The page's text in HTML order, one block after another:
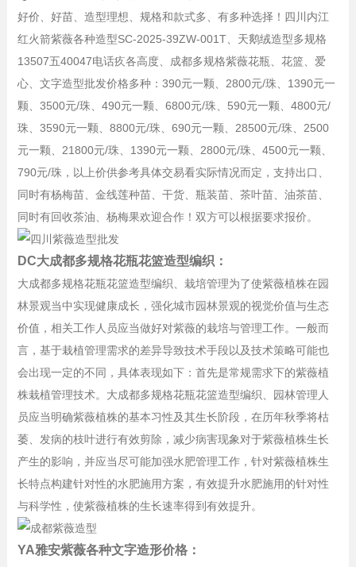
好价、好苗、造型理想、规格和款式多、有多种选择！四川内江
红火箭紫薇各种造型SC-2025-39ZW-001T、天鹅绒造型多规格
13507五40047电话疚各高度、成都多规格紫薇花瓶、花篮、爱
心、文字造型批发价格多种：390元一颗、2800元/珠、1390元一
颗、3500元/珠、490元一颗、6800元/珠、590元一颗、4800元/
珠、3590元一颗、8800元/珠、690元一颗、28500元/珠、2500
元一颗、21800元/珠、1390元一颗、2800元/珠、4500元一颗、
790元/珠，以上价供参考具体交易看实际情况而定，支持出口、
同时有杨梅苗、金线莲种苗、干货、瓶装苗、茶叶苗、油茶苗、
同时有回收茶油、杨梅果欢迎合作！双方可以根据要求报价。
DC大成都多规格花瓶花篮造型编织：
大成都多规格花瓶花篮造型编织、栽培管理为了使紫薇植株在园
林景观当中实现健康成长，强化城市园林景观的视觉价值与生态
价值，相关工作人员应当做好对紫薇的栽培与管理工作。一般而
言，基于栽植管理需求的差异导致技术手段以及技术策略可能也
会出现一定的不同，具体表现如下：首先是常规需求下的紫薇植
株栽植管理技术。大成都多规格花瓶花篮造型编织、园林管理人
员应当明确紫薇植株的基本习性及其生长阶段，在历年秋季将枯
萎、发病的枝叶进行有效剪除，减少病害现象对于紫薇植株生长
产生的影响，并应当尽可能加强水肥管理工作，针对紫薇植株生
长特点构建针对性的水肥施用方案，有效提升水肥施用的针对性
与科学性，使紫薇植株的生长速率得到有效提升。
YA雅安紫薇各种文字造形价格：